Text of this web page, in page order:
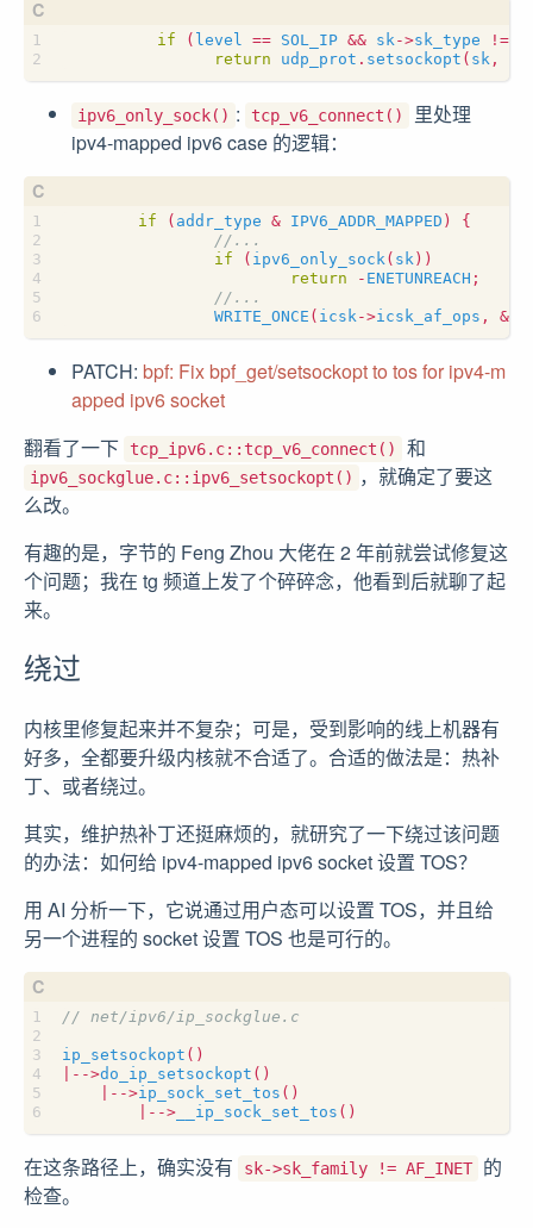
if ( level == SOL_IP && sk->sk_type !=
return
udp_prot . setsockopt ( sk ,
ipv6_only_sock() : tcp_v6_connect()
里处理
ipv4-mapped ipv6 case 的逻辑：
if ( addr_type & IPV6_ADDR_MAPPED )
{
if
( ipv6_only_sock( sk ))
return
- ENETUNREACH ;
WRITE_ONCE ( icsk->icsk_af_ops , &
PATCH: bpf: Fix bpf_get/setsockopt to tos for ipv4-m
apped ipv6 socket
翻看了一下
tcp_ipv6.c::tcp_v6_connect() 和
ipv6_sockglue.c::ipv6_setsockopt() ，就确定了要这
么改。
有趣的是，字节的 Feng Zhou 大佬在 2 年前就尝试修复这
个问题；我在 tg 频道上发了个碎碎念，他看到后就聊了起
来。
绕过
内核里修复起来并不复杂；可是，受到影响的线上机器有
好多，全都要升级内核就不合适了。合适的做法是：热补
丁、或者绕过。
其实，维护热补丁还挺麻烦的，就研究了一下绕过该问题
的办法：如何给 ipv4-mapped ipv6 socket 设置 TOS？
用 AI 分析一下，它说通过用户态可以设置 TOS，并且给
另一个进程的 socket 设置 TOS 也是可行的。
ip_setsockopt ()
|-->do_ip_setsockopt ()
|-->ip_sock_set_tos ()
|--> __ip_sock_set_tos ()
在这条路径上，确实没有 sk->sk_family != AF_INET
的
检查。